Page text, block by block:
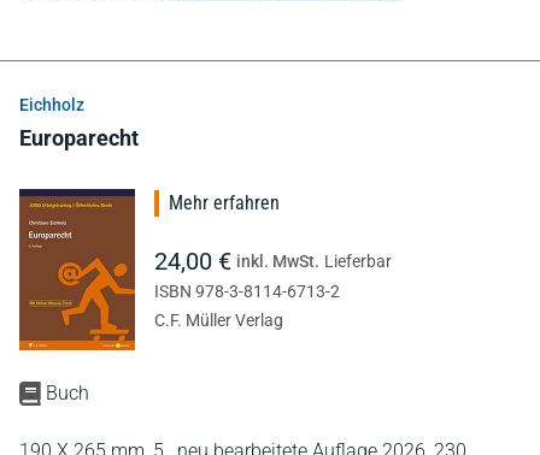
Eichholz
Europarecht
Buch
Mehr erfahren
24,00 € inkl. MwSt. Lieferbar
ISBN 978-3-8114-6713-2
C.F. Müller Verlag